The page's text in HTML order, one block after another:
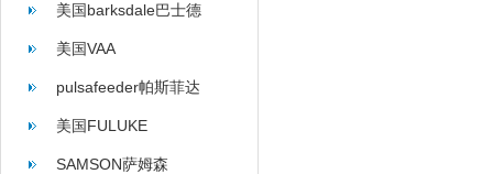
美国barksdale巴士德
美国VAA
pulsafeeder帕斯菲达
美国FULUKE
SAMSON萨姆森